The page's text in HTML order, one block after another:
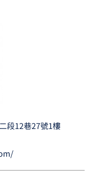
段12巷27號1樓